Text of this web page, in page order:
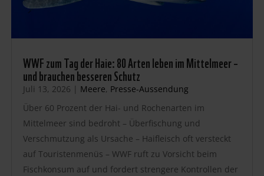
WWF zum Tag der Haie: 80 Arten leben im Mittelmeer –
und brauchen besseren Schutz
Juli 13, 2026 | Meere, Presse-Aussendung
Über 60 Prozent der Hai- und Rochenarten im
Mittelmeer sind bedroht – Überfischung und
Verschmutzung als Ursache – Haifleisch oft versteckt
auf Touristenmenüs – WWF ruft zu Vorsicht beim
Fischkonsum auf und fordert strengere Kontrollen der